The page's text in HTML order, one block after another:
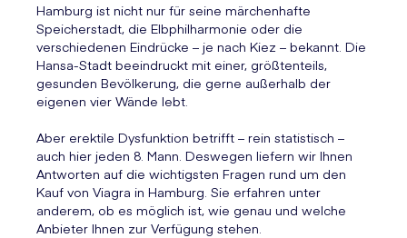
Hamburg ist nicht nur für seine märchenhafte
Speicherstadt, die Elbphilharmonie oder die
verschiedenen Eindrücke – je nach Kiez – bekannt. Die
Hansa-Stadt beeindruckt mit einer, größtenteils,
gesunden Bevölkerung, die gerne außerhalb der
eigenen vier Wände lebt.
Aber erektile Dysfunktion betrifft – rein statistisch –
auch hier jeden 8. Mann. Deswegen liefern wir Ihnen
Antworten auf die wichtigsten Fragen rund um den
Kauf von Viagra in Hamburg. Sie erfahren unter
anderem, ob es möglich ist, wie genau und welche
Anbieter Ihnen zur Verfügung stehen.